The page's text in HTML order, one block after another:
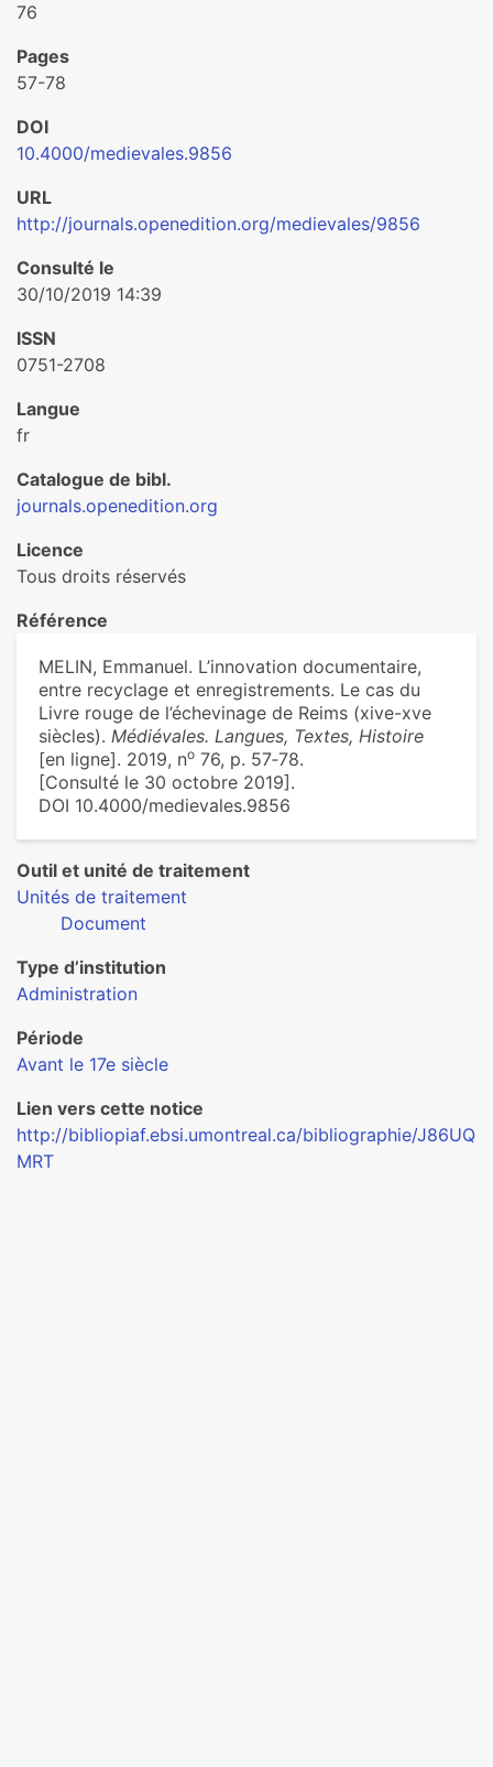
76
Pages
57-78
DOI
10.4000/medievales.9856
URL
http://journals.openedition.org/medievales/9856
Consulté le
30/10/2019 14:39
ISSN
0751-2708
Langue
fr
Catalogue de bibl.
journals.openedition.org
Licence
Tous droits réservés
Référence
MELIN, Emmanuel. L’innovation documentaire,
entre recyclage et enregistrements. Le cas du
Livre rouge de l’échevinage de Reims (xive-xve
siècles). Médiévales. Langues, Textes, Histoire
[en ligne]. 2019, no 76, p. 57‑78.
[Consulté le 30 octobre 2019].
DOI 10.4000/medievales.9856
Outil et unité de traitement
Unités de traitement
Document
Type d’institution
Administration
Période
Avant le 17e siècle
Lien vers cette notice
http://bibliopiaf.ebsi.umontreal.ca/bibliographie/J86UQ
MRT